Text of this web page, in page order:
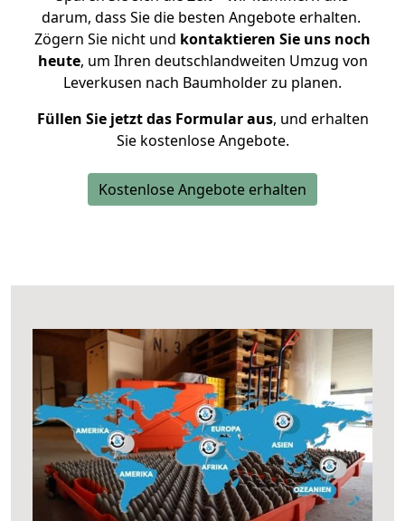
darum, dass Sie die besten Angebote erhalten.
Zögern Sie nicht und kontaktieren Sie uns noch
heute, um Ihren deutschlandweiten Umzug von
Leverkusen nach Baumholder zu planen.
Füllen Sie jetzt das Formular aus, und erhalten
Sie kostenlose Angebote.
Kostenlose Angebote erhalten